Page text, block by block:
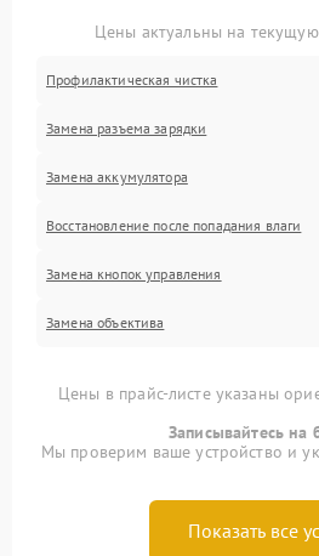
Цены актуальны на
Профилактическая чистка
Замена разъема зарядки
Замена аккумулятора
Восстановление после попадания влаги
Замена кнопок управления
Замена объектива
Цены в прайс-листе указаны
Записывайтесь на
Мы проверим ваше устройство и
Показать все